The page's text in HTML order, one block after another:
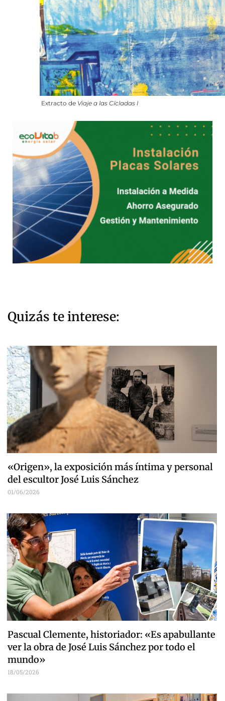
Extracto de Viaje a las Cícladas I
Quizás te interese:
«Origen», la exposición más íntima y personal
del escultor José Luis Sánchez
01/06/2026
Pascual Clemente, historiador: «Es apabullante
ver la obra de José Luis Sánchez por todo el
mundo»
18/05/2026